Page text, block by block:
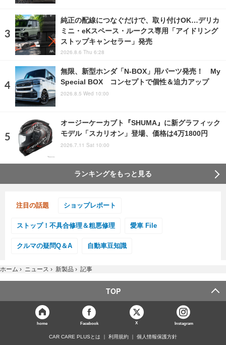
純正の配線につなぐだけで、取り付けOK…デリカ
ミニ・eKスペース・ルークス専用「アイドリング
ストップキャンセラー」発売
2026.8.6 Thu 6:28
無限、新型ホンダ「N-BOX」用パーツ発売！ My
Special BOX コンセプトで個性＆迫力アップ
2026.8.5 Wed 10:00
オージーケーカブト『SHUMA』に新グラフィック
モデル「スカリオン」登場、価格は4万1800円
2026.7.11 Sat 10:00
ランキングをもっと見る
注目の話題 ショップレポート
ストップ！不具合修理＆粗悪修理 愛車 File
クルマの疑問Q＆A 自動車豆知識
ホーム › ニュース › 新製品 › 記事
TOP
home Facebook X Instagram
CAR CARE PLUSとは 利用規約 個人情報保護方針